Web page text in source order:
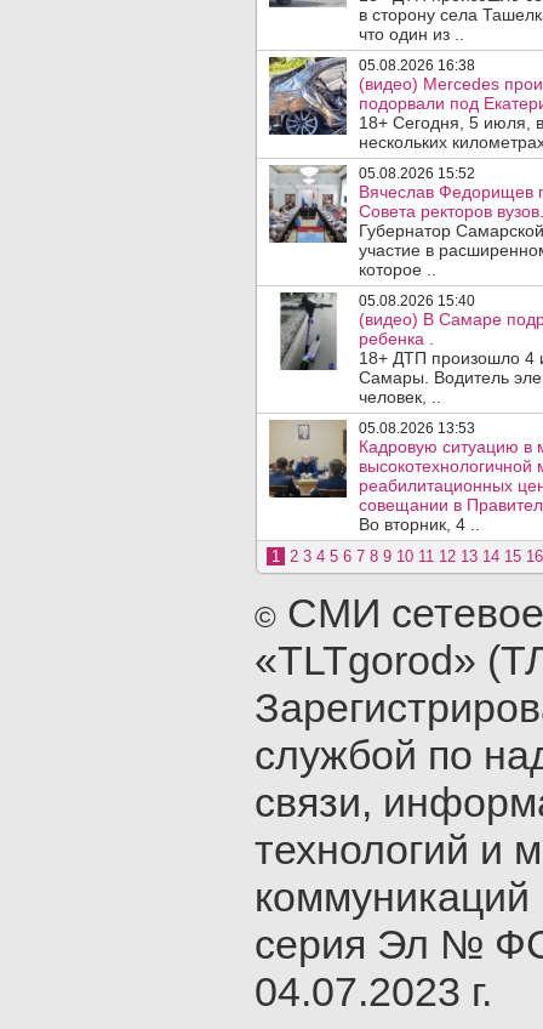
в сторону села
что один из ..
05.08.2026 16:38
(видео) Mercedes
подорвали под
18+ Сегодня, 5 июля,
нескольких
05.08.2026 15:52
Вячеслав Федорищев
Совета ректоров вузов.
Губернатор
участие в
которое ..
05.08.2026 15:40
(видео) В Самаре
ребенка .
18+ ДТП произошло
Самары. Водитель
человек, ..
05.08.2026 13:53
Кадровую ситуацию в
реабилитационных
совещании в
Во вторник, 4 ..
1 2 3 4 5 6 7 8 9 10 11 12 13 14 15 16
© СМИ
«TLTgorod»
службой по
связи,
технологий и
серия Эл №
04.07.2023 г.